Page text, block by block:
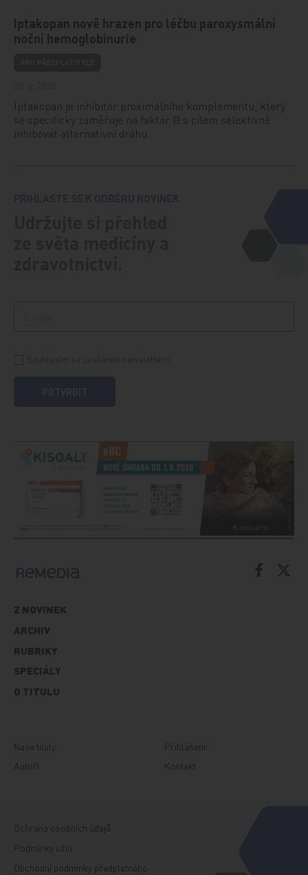
Iptakopan nově hrazen pro léčbu paroxysmální
noční hemoglobinurie
Iptakopan je inhibitor proximálního komplementu, který
se specificky zaměřuje na faktor B s cílem selektivně
inhibovat alternativní dráhu…
Z NOVINEK
ARCHIV
RUBRIKY
SPECIÁLY
O TITULU
Naše tituly
Autoři
Přihlášení
Kontakt
Ochrana osobních údajů
Podmínky užití
Obchodní podmínky předplatného